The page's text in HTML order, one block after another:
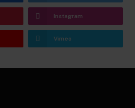
Instagram
Vimeo